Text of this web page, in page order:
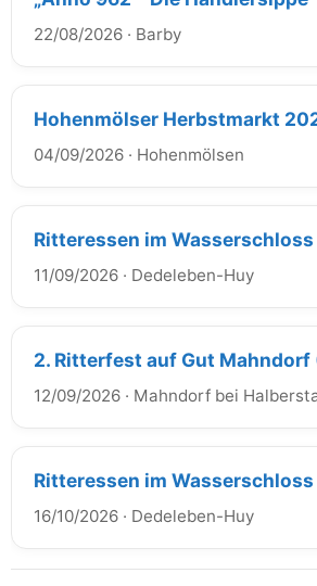
22/08/2026 · Barby
Hohenmölser Herbstmarkt
04/09/2026 · Hohenmölsen
Ritteressen im
11/09/2026 · Dedeleben-Huy
2. Ritterfest auf Gut Mahndorf
12/09/2026 · Mahndorf bei
Ritteressen im
16/10/2026 · Dedeleben-Huy